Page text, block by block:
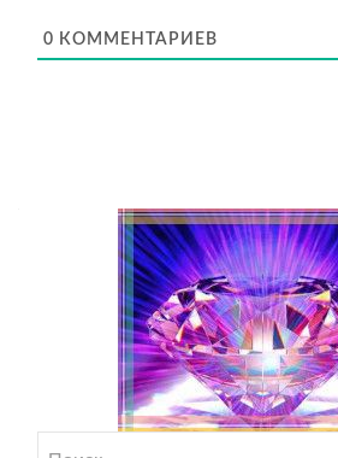
0 КОММЕНТАРИЕВ